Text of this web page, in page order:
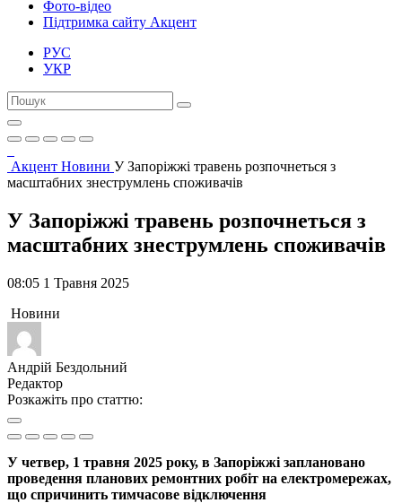
Фото-відео
Підтримка сайту Акцент
РУС
УКР
Акцент Новини У Запоріжжі травень розпочнеться з
масштабних знеструмлень споживачів
У Запоріжжі травень розпочнеться з
масштабних знеструмлень споживачів
08:05 1 Травня 2025
Новини
Андрій Бездольний
Редактор
Розкажіть про статтю:
У четвер, 1 травня 2025 року, в Запоріжжі заплановано
проведення планових ремонтних робіт на електромережах,
що спричинить тимчасове відключення